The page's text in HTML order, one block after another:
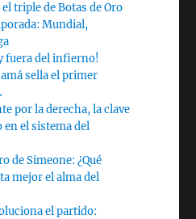
triple de Botas de Oro
Mundial,
fuera del infierno!
sella el primer
por la derecha, la clave
el sistema del
de Simeone: ¿Qué
mejor el alma del
el partido: